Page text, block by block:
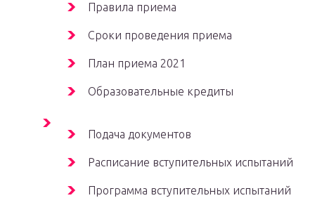
Правила приема
Сроки проведения приема
План приема 2021
Образовательные кредиты
Подача документов
Расписание вступительных испытаний
Программа вступительных испытаний